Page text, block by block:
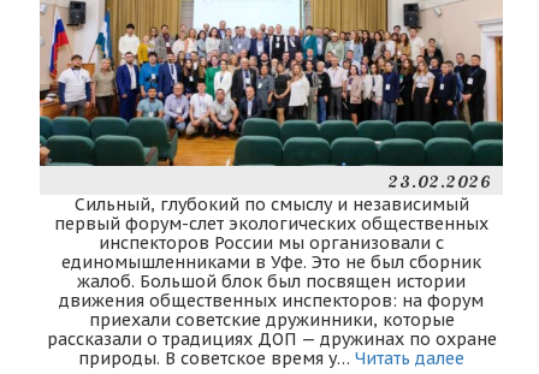
23.02.2026
Сильный, глубокий по смыслу и независимый
первый форум-слет экологических общественных
инспекторов России мы организовали с
единомышленниками в Уфе. Это не был сборник
жалоб. Большой блок был посвящен истории
движения общественных инспекторов: на форум
приехали советские дружинники, которые
рассказали о традициях ДОП — дружинах по охране
природы. В советское время у… Читать далее